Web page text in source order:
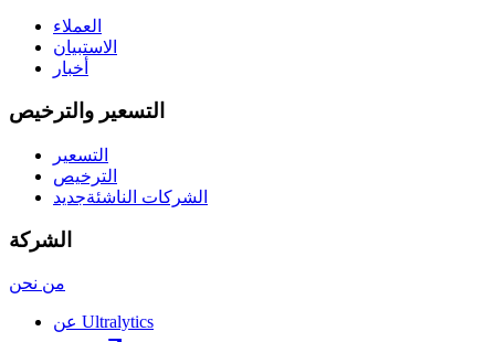
العملاء
الاستبيان
أخبار
التسعير والترخيص
التسعير
الترخيص
الشركات الناشئةجديد
الشركة
من نحن
عن Ultralytics